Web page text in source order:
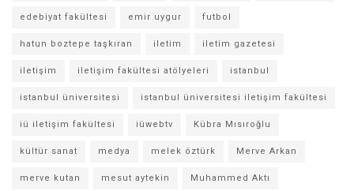
edebiyat fakültesi emir uygur futbol
hatun boztepe taşkıran iletim iletim gazetesi
iletişim iletişim fakültesi atölyeleri istanbul
istanbul üniversitesi istanbul üniversitesi iletişim fakültesi
iü iletişim fakültesi iüwebtv Kübra Mısıroğlu
kültür sanat medya melek öztürk Merve Arkan
merve kutan mesut aytekin Muhammed Aktı